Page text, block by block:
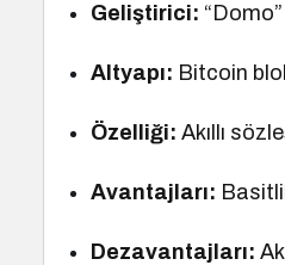
Geliştirici:
Altyapı: Bitcoin
Özelliği: Akıllı
Avantajları:
Dezavantajları: